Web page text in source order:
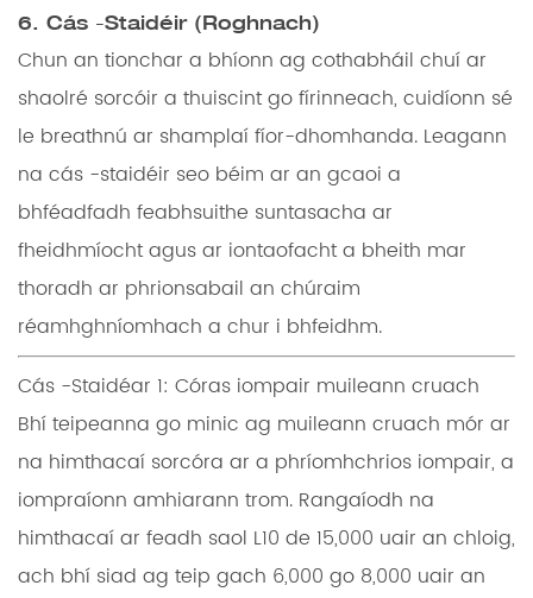
6. Cás -Staidéir (Roghnach)
Chun an tionchar a bhíonn ag cothabháil chuí ar
shaolré sorcóir a thuiscint go fírinneach, cuidíonn sé
le breathnú ar shamplaí fíor-dhomhanda. Leagann
na cás -staidéir seo béim ar an gcaoi a
bhféadfadh feabhsuithe suntasacha ar
fheidhmíocht agus ar iontaofacht a bheith mar
thoradh ar phrionsabail an chúraim
réamhghníomhach a chur i bhfeidhm.
Cás -Staidéar 1: Córas iompair muileann cruach
Bhí teipeanna go minic ag muileann cruach mór ar
na himthacaí sorcóra ar a phríomhchrios iompair, a
iompraíonn amhiarann ​​trom. Rangaíodh na
himthacaí ar feadh saol L10 de 15,000 uair an chloig,
ach bhí siad ag teip gach 6,000 go 8,000 uair an